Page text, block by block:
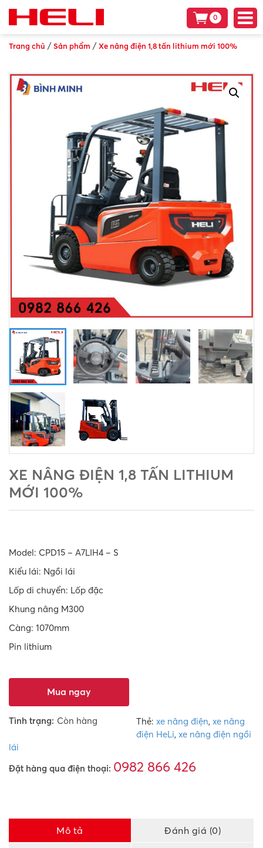
0
Trang chủ /Sản phẩm /Xe nâng điện 1,8 tấn lithium mới 100%
XE NÂNG ĐIỆN 1,8 TẤN LITHIUM
MỚI 100%
Model: CPD15 – A7LIH4 – S
Kiểu lái: Ngồi lái
Lốp di chuyển: Lốp đặc
Khung nâng M300
Càng: 1070mm
Pin lithium
Mua ngay
Tình trạng: Còn hàng Thẻ:xe nâng điện,xe nâng
điện HeLi,xe nâng điện ngồi
lái
Đặt hàng qua điện thoại: 0982 866 426
Mô tả Đánh giá (0)